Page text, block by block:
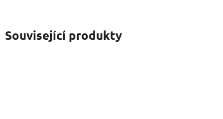
Související produkty